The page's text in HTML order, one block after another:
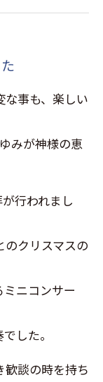
な事も、楽しい
みが神様の恵
行われまし
クリスマスの
ニコンサー
した。
談の時を持ち